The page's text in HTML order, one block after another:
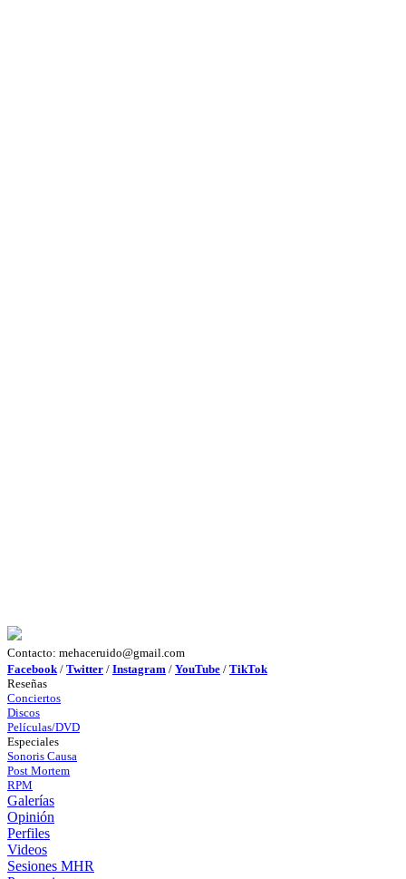
Contacto: mehaceruido@gmail.com
Facebook/ Twitter / Instagram / YouTube / TikTok
Reseñas
Conciertos
Discos
Películas/DVD
Especiales
Sonoris Causa
Post Mortem
RPM
Galerías
Opinión
Perfiles
Videos
Sesiones MHR